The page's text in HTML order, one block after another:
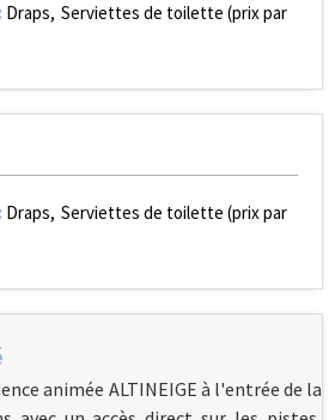
: Draps Serviettes de toilette (prix par
: Draps Serviettes de toilette (prix par
animée ALTINEIGE à l'entrée de la